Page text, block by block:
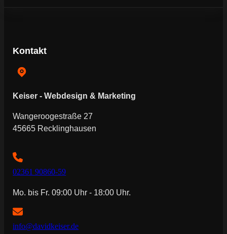
Kontakt
Keiser - Webdesign & Marketing
Wangeroogestraße 27
45665 Recklinghausen
02361 90860-59
Mo. bis Fr. 09:00 Uhr - 18:00 Uhr.
info@davidkeiser.de